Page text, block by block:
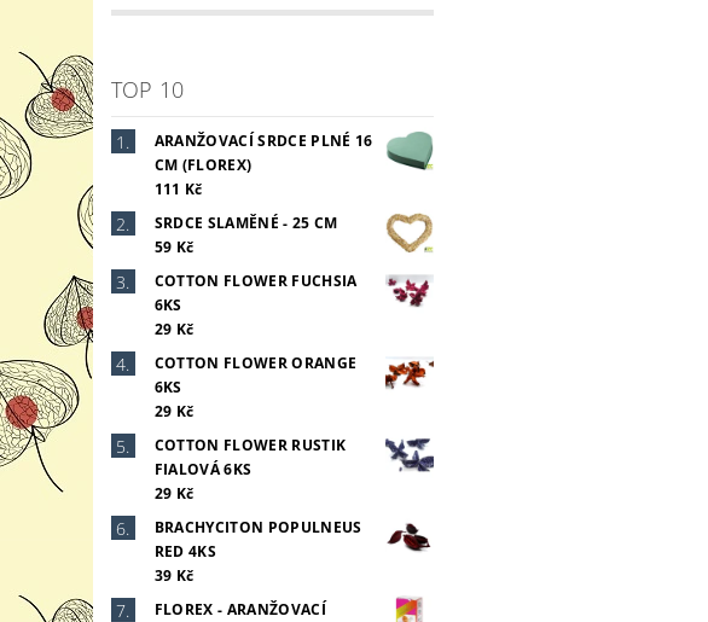
TOP 10
ARANŽOVACÍ SRDCE PLNÉ 16
CM (FLOREX)
111 Kč
SRDCE SLAMĚNÉ - 25 CM
59 Kč
COTTON FLOWER FUCHSIA
6KS
29 Kč
COTTON FLOWER ORANGE
6KS
29 Kč
COTTON FLOWER RUSTIK
FIALOVÁ 6KS
29 Kč
BRACHYCITON POPULNEUS
RED 4KS
39 Kč
FLOREX - ARANŽOVACÍ